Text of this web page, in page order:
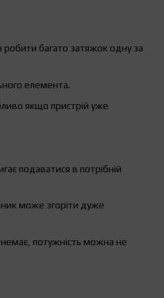
багато затяжок одну за
елемента.
якщо пристрій уже
подаватися в потрібній
може згоріти дуже
потужність можна не